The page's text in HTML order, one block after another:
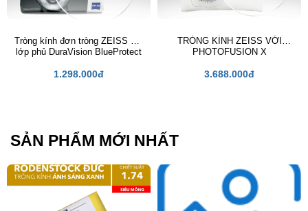
1.60
1.67
1.74
Thủy tinh
Tròng kính đơn tròng ZEISS với
lớp phủ DuraVision BlueProtect
1.298.000đ
TRÒNG KÍNH ZEISS VỚI
PHOTOFUSION X
3.688.000đ
SẢN PHẨM MỚI NHẤT